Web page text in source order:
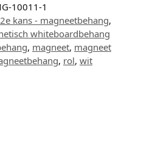
10011-1
2e kans - magneetbehang,
whiteboardbehang
, magneet, magneet
, rol, wit